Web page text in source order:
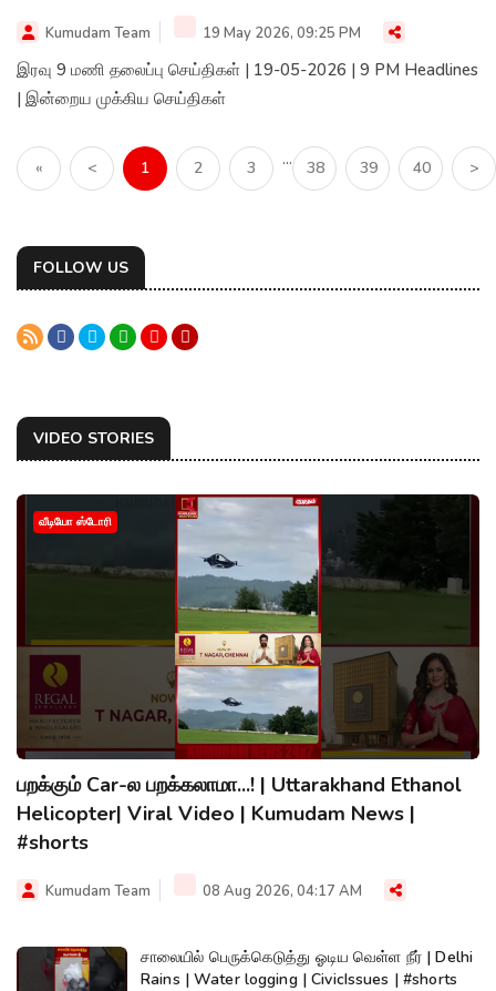
Kumudam Team 19 May 2026, 09:25 PM
இரவு 9 மணி தலைப்பு செய்திகள் | 19-05-2026 | 9 PM Headlines
| இன்றைய முக்கிய செய்திகள்
« < 1 2 3 ... 38 39 40 >
FOLLOW US
VIDEO STORIES
வீடியோ ஸ்டோரி
பறக்கும் Car-ல பறக்கலாமா...! | Uttarakhand Ethanol
Helicopter| Viral Video | Kumudam News |
#shorts
Kumudam Team 08 Aug 2026, 04:17 AM
சாலையில் பெருக்கெடுத்து ஓடிய வெள்ள நீர் | Delhi
Rains | Water logging | CivicIssues | #shorts